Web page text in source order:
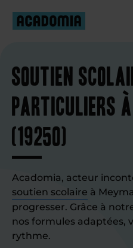
Soutien
particuliers à
(19250)
Acadomia, acteur
soutien scolaire à
progresser. Grâce à
nos formules adaptées,
rythme.